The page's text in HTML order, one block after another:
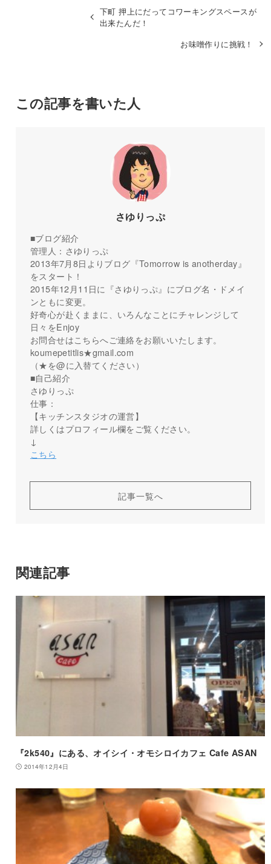
下町 押上にだってコワーキングスペースが
出来たんだ！
お味噌作りに挑戦！
この記事を書いた人
さゆりっぷ
■ブログ紹介
管理人：さゆりっぷ
2013年7月8日よりブログ『Tomorrow is anotherday』
をスタート！
2015年12月11日に『さゆりっぷ』にブログ名・ドメイ
ンともに変更。
好奇心が赴くままに、いろんなことにチャレンジして
日々をEnjoy
お問合せはこちらへご連絡をお願いいたします。
koumepetitlis★gmail.com
（★を@に入替てください）
■自己紹介
さゆりっぷ
仕事：
【キッチンスタジオの運営】
詳しくはプロフィール欄をご覧ください。
↓
こちら
記事一覧へ
関連記事
『2k540』にある、オイシイ・オモシロイカフェ Cafe ASAN
2014年12月4日